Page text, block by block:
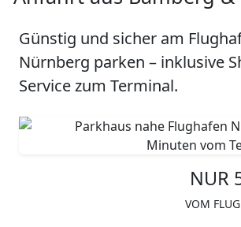
Günstig und sicher am
Nürnberg parken – inklusive
Service zum Terminal.
NUR
VOM